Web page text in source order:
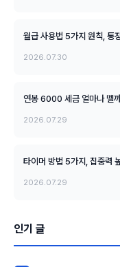
월급 사용법 5가지 원칙, 통
2026.07.30
연봉 6000 세금 얼마나 뗄
2026.07.29
타이머 방법 5가지, 집중력
2026.07.29
인기 글